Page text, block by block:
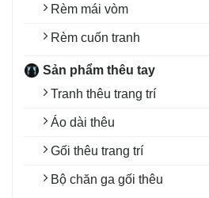
Rèm mái vòm
Rèm cuốn tranh
Sản phẩm thêu tay
Tranh thêu trang trí
Áo dài thêu
Gối thêu trang trí
Bộ chăn ga gối thêu